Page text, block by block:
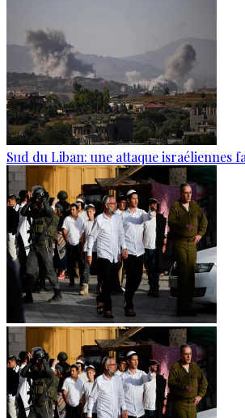
Sud du Liban: une attaque israéliennes